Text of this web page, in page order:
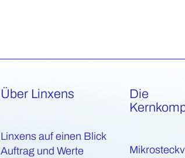
Über Linxens
Linxens auf einen Blick
Auftrag und Werte
Die